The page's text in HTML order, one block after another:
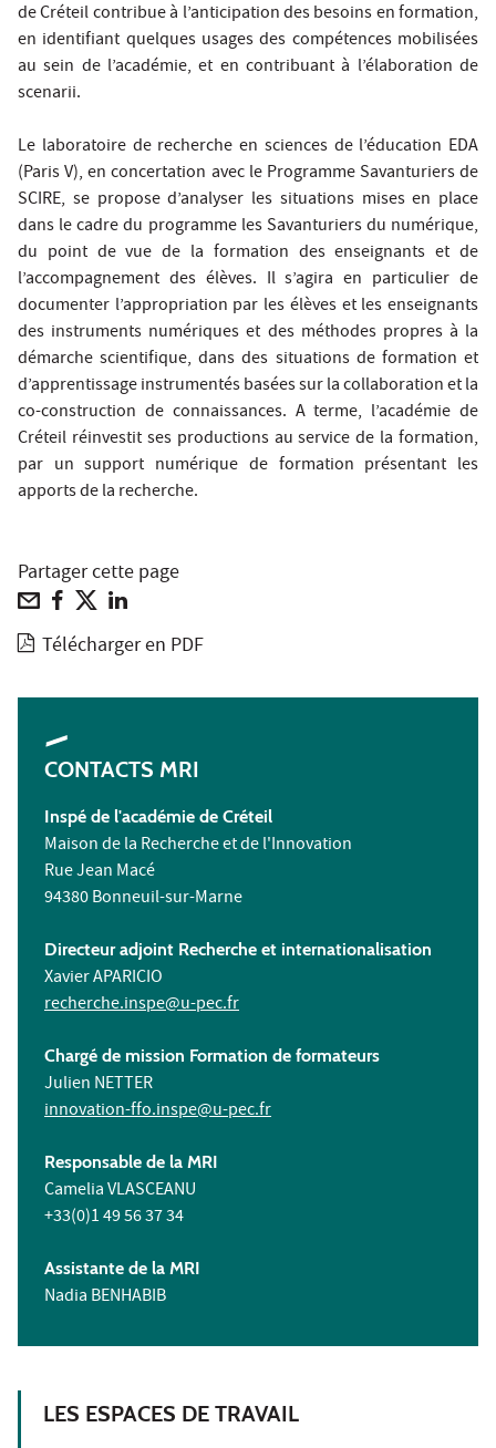
de Créteil contribue à l’anticipation des besoins en formation,
en identifiant quelques usages des compétences mobilisées
au sein de l’académie, et en contribuant à l’élaboration de
scenarii.
Le laboratoire de recherche en sciences de l’éducation EDA
(Paris V), en concertation avec le Programme Savanturiers de
SCIRE, se propose d’analyser les situations mises en place
dans le cadre du programme les Savanturiers du numérique,
du point de vue de la formation des enseignants et de
l’accompagnement des élèves. Il s’agira en particulier de
documenter l’appropriation par les élèves et les enseignants
des instruments numériques et des méthodes propres à la
démarche scientifique, dans des situations de formation et
d’apprentissage instrumentés basées sur la collaboration et la
co-construction de connaissances. A terme, l’académie de
Créteil réinvestit ses productions au service de la formation,
par un support numérique de formation présentant les
apports de la recherche.
Partager cette page
Télécharger en PDF
CONTACTS MRI
Inspé de l'académie de Créteil
Maison de la Recherche et de l'Innovation
Rue Jean Macé
94380 Bonneuil-sur-Marne
Directeur adjoint Recherche et internationalisation
Xavier APARICIO
recherche.inspe@u-pec.fr
Chargé de mission Formation de formateurs
Julien NETTER
innovation-ffo.inspe@u-pec.fr
Responsable de la MRI
Camelia VLASCEANU
+33(0)1 49 56 37 34
Assistante de la MRI
Nadia BENHABIB
LES ESPACES DE TRAVAIL